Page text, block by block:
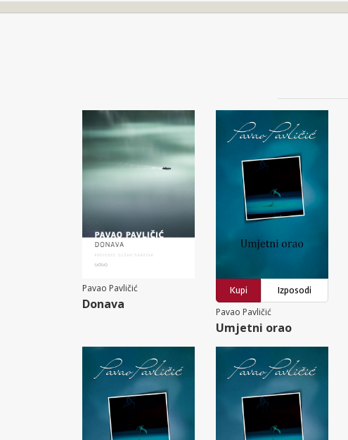
Pavao Pavličić
Donava
Kupi
Izposodi
Pavao Pavličić
Umjetni orao